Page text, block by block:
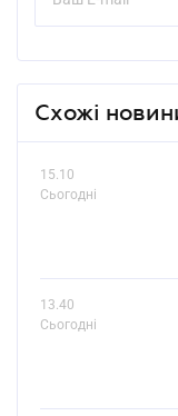
Схожі
15.10
Сьогодні
13.40
Сьогодні